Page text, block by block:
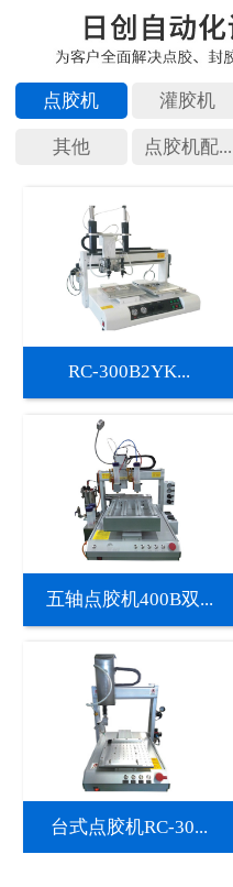
点胶机 灌胶机
其他 点胶机配...
RC-300B2YK...
五轴点胶机400B双...
台式点胶机RC-30...